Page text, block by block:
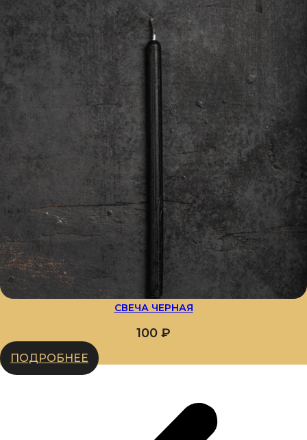
СВЕЧА ЧЕРНАЯ
100 ₽
ПОДРОБНЕЕ